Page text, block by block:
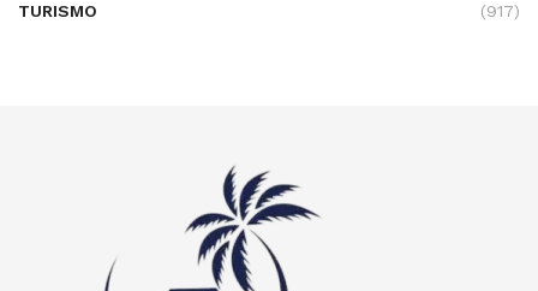
TURISMO (917)